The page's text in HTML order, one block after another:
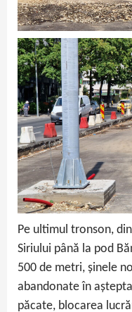
Pe ultimul tronson,
Siriului până la pod
500 de metri, șinele
abandonate în
păcate, blocarea